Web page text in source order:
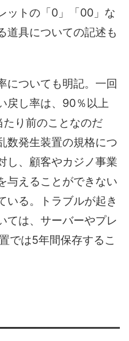
ットの「0」「00」な
道具についての記述も
についても明記。一回
戻し率は、90％以上
り前のことなのだ
数発生装置の規格につ
し、顧客やカジノ事業
与えることができない
いる。トラブルが起き
ては、サーバーやプレ
では5年間保存するこ